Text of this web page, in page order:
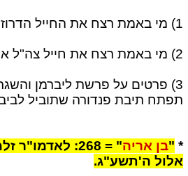
1) מי באמת רצח את החייל הדרוזי מג'די חלבי.
2) מי באמת רצח את חייל צה"ל אולג שייחט.
3) פרטים על פרשת ליברמן
תפתח תיבת פנדורה שתוביל
*
"בן אריה
אלול ה'תשע"ג.